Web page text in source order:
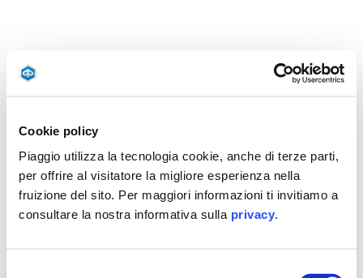
Cookie policy
Piaggio utilizza la tecnologia cookie, anche di terze parti,
per offrire al visitatore la migliore esperienza nella
fruizione del sito. Per maggiori informazioni ti invitiamo a
consultare la nostra informativa sulla privacy.